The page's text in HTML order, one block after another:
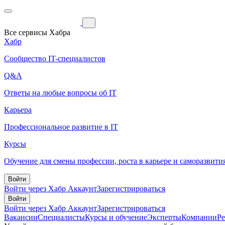
Все сервисы Хабра
Хабр
Сообщество IT-специалистов
Q&A
Ответы на любые вопросы об IT
Карьера
Профессиональное развитие в IT
Курсы
Обучение для смены профессии, роста в карьере и
Войти
Войти через Хабр АккаунтЗарегистрироваться
Войти
Войти через Хабр АккаунтЗарегистрироваться
ВакансииСпециалистыКурсы и обучениеЭкспертыКомпании